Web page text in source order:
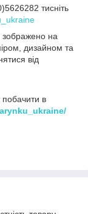
тисніть
зображено на
дизайном та
від
в